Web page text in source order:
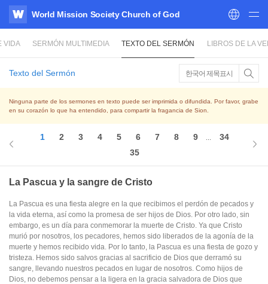
WATV
World Mission Society Church of God
VIDA SERMÓN MULTIMEDIA TEXTO DEL SERMÓN LIBROS DE LA
Texto del Sermón 한국어 제목표시
Ninguna parte de los sermones en texto puede ser imprimida o difundida. Por favor, grabe
en su corazón lo que ha entendido, para compartir la fragancia de Sion.
1 2 3 4 5 6 7 8 9
34
35
La Pascua y la sangre de Cristo
La Pascua es una fiesta alegre en la que recibimos el perdón de pecados y
la vida eterna, así como la promesa de ser hijos de Dios. Por otro lado, sin
embargo, es un día para conmemorar la muerte de Cristo. Ya que Cristo
murió por nosotros, los pecadores, hemos sido liberados de la agonía de la
muerte y hemos recibido vida. Por lo tanto, la Pascua es una fiesta de gozo y
tristeza. Hemos sido salvos gracias al sacrificio de Dios que derramó su
sangre, llevando nuestros pecados en lugar de nosotros. Como hijos de
Dios, no debemos pensar a la ligera en la gracia salvadora de Dios que